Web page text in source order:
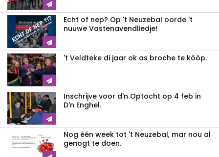
Echt of nep? Op 't Neuzebal oorde 't
nuuwe Vastenavendliedje!
't Veldteke di jaar ok as broche te kòòp.
Inschrijve voor d'n Optocht op 4 feb in
D'n Enghel.
Nog één week tot 't Neuzebal, mar nou al
genogt te doen.